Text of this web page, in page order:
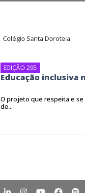
Colégio Santa Doroteia
EDIÇÃO 295
Educação inclusiva
O projeto que respeita e se
de...